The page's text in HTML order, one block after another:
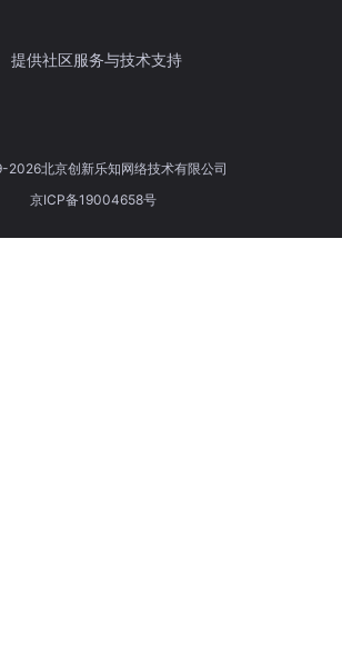
提供社区服务与技术支持
2026北京创新乐知网络技术有限公司
京ICP备19004658号